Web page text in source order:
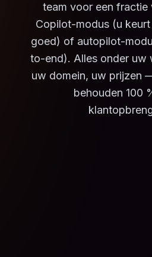
team voor een fractie
Copilot-modus (u
goed) of autopilot-
to-end). Alles onder uw
uw domein, uw prijzen
behouden 100